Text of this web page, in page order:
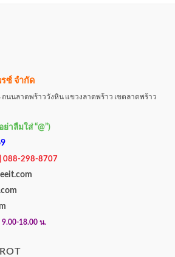
รซ์ จำกัด
นนลาดพร้าววังหิน แขวงลาดพร้าว เขตลาดพร้าว
าลืมใส่ “@”)
088-298-8707
9.00-18.00 น.